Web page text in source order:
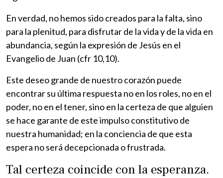
En verdad, no hemos sido creados para la falta, sino
para la plenitud, para disfrutar de la vida y de la vida en
abundancia, según la expresión de Jesús en el
Evangelio de Juan (cfr 10,10).
Este deseo grande de nuestro corazón puede
encontrar su última respuesta no en los roles, no en el
poder, no en el tener, sino en la certeza de que alguien
se hace garante de este impulso constitutivo de
nuestra humanidad; en la conciencia de que esta
espera no será decepcionada o frustrada.
Tal certeza coincide con la esperanza.